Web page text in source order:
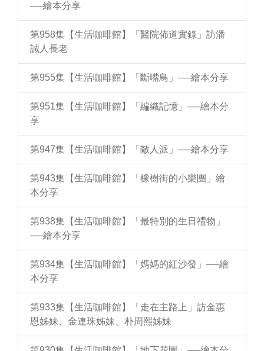
──繪本分享
第958集【生活咖啡館】「醫院佈道實錄」訪潘
誠人長老
第955集【生活咖啡館】「斷嘴鳥」──繪本分享
第951集【生活咖啡館】「編織記憶」──繪本分
享
第947集【生活咖啡館】「敵人派」──繪本分享
第943集【生活咖啡館】「橡樹街的小樂團」繪
本分享
第938集【生活咖啡館】「最特別的生日禮物」
──繪本分享
第934集【生活咖啡館】「媽媽的紅沙發」──繪
本分享
第933集【生活咖啡館】「走在主路上」訪金惠
恩姊妹、金連珠姊妹、朴周熙姊妹